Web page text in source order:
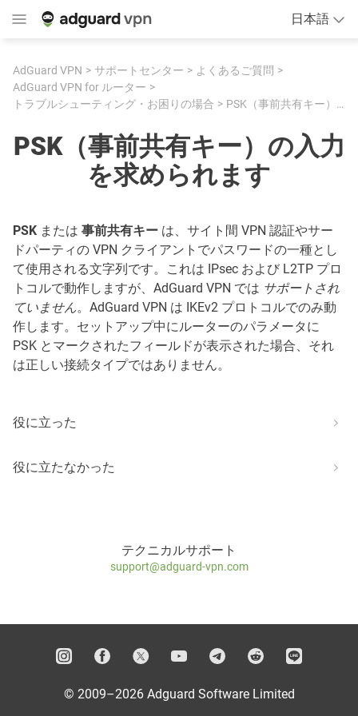
日本語
AdGuard VPN サポートセンター
よくあるご質問
AdGuard VPN for ルーター
トラブルシューティング・お困りの場合
PSK（事前共有キー）の入力を求められます
PSK（事前共有キー）の入力
を求められます
PSK または 事前共有キー は、サイト間 VPN 認証やサー
ドパーティの VPN クライアントでパスワードの一種とし
て使用される文字列です。これは IPsec および L2TP プロ
トコルで動作しますが、AdGuard VPN では サポートされ
ていません。AdGuard VPN は IKEv2 プロトコルでのみ動
作します。セットアップ中にルーターのパラメータに
PSK とマークされたフィールドが表示された場合、それ
は正しい接続タイプではありません。
役に立った
役に立たなかった
テクニカルサポート
support@adguard-vpn.com
© 2009–2026 Adguard Software Limited